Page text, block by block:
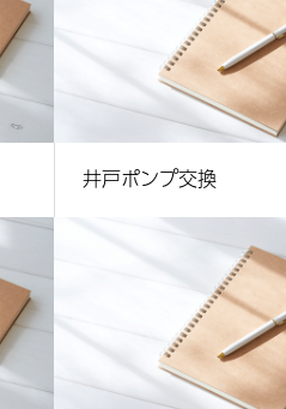
井戸ポンプ交換